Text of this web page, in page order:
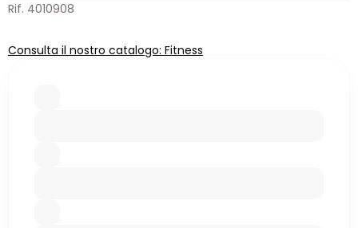
Rif. 4010908
Consulta il nostro catalogo: Fitness